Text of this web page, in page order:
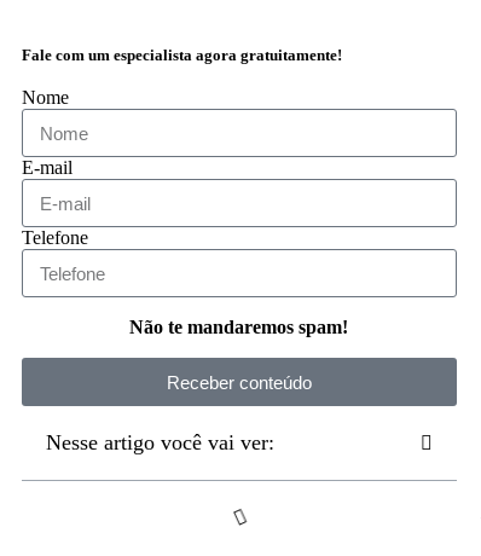
Fale com um especialista agora gratuitamente!
Nome
E-mail
Telefone
Não te mandaremos spam!
Receber conteúdo
Nesse artigo você vai ver: